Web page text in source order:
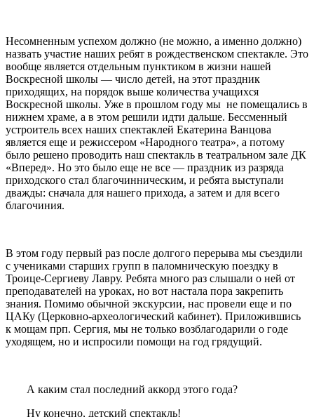
Несомненным успехом должно (не можно, а именно должно)
назвать участие наших ребят в рождественском спектакле. Это
вообще является отдельным пунктиком в жизни нашей
Воскресной школы — число детей, на этот праздник
приходящих, на порядок выше количества учащихся
Воскресной школы. Уже в прошлом году мы не помещались в
нижнем храме, а в этом решили идти дальше. Бессменный
устроитель всех наших спектаклей Екатерина Ванцова
является еще и режиссером «Народного театра», а потому
было решено проводить наш спектакль в театральном зале ДК
«Вперед». Но это было еще не все — праздник из разряда
приходского стал благочинническим, и ребята выступали
дважды: сначала для нашего прихода, а затем и для всего
благочиния.
В этом году первый раз после долгого перерыва мы съездили
с учениками старших групп в паломническую поездку в
Троице-Сергиеву Лавру. Ребята много раз слышали о ней от
преподавателей на уроках, но вот настала пора закрепить
знания. Помимо обычной экскурсии, нас провели еще и по
ЦАКу (Церковно-археологический кабинет). Приложившись
к мощам прп. Сергия, мы не только возблагодарили о годе
уходящем, но и испросили помощи на год грядущий.
А каким стал последний аккорд этого года?
Ну конечно, детский спектакль!